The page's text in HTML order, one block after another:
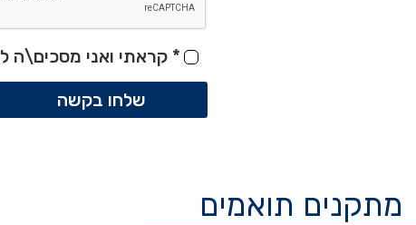
* קראתי ואני מסכים\ה ל
שלחו בקשה
מתקנים תואמים